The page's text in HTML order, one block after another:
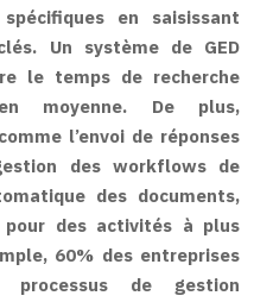
en saisissant
Un système de GED
le temps de recherche
moyenne. De plus,
l’envoi de réponses
des workflows de
des documents,
des activités à plus
60% des entreprises
processus de gestion